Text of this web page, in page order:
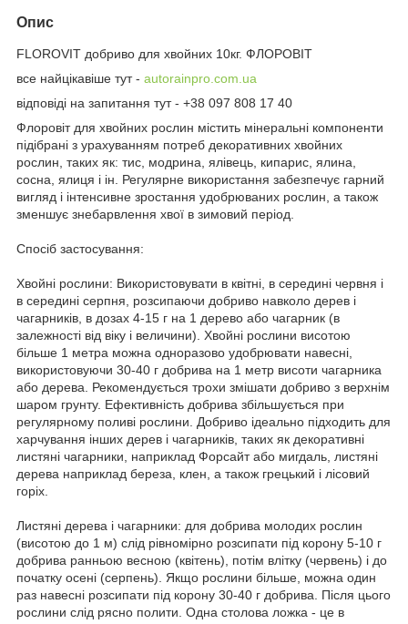
Опис
FLOROVIT добриво для хвойних 10кг. ФЛОРОВІТ
все найцікавіше тут - autorainpro.com.ua
відповіді на запитання тут - +38 097 808 17 40
Флоровіт для хвойних рослин містить мінеральні компоненти
підібрані з урахуванням потреб декоративних хвойних
рослин, таких як: тис, модрина, ялівець, кипарис, ялина,
сосна, ялиця і ін. Регулярне використання забезпечує гарний
вигляд і інтенсивне зростання удобрюваних рослин, а також
зменшує знебарвлення хвої в зимовий період.
Спосіб застосування:
Хвойні рослини: Використовувати в квітні, в середині червня і
в середині серпня, розсипаючи добриво навколо дерев і
чагарників, в дозах 4-15 г на 1 дерево або чагарник (в
залежності від віку і величини). Хвойні рослини висотою
більше 1 метра можна одноразово удобрювати навесні,
використовуючи 30-40 г добрива на 1 метр висоти чагарника
або дерева. Рекомендується трохи змішати добриво з верхнім
шаром грунту. Ефективність добрива збільшується при
регулярному поливі рослини. Добриво ідеально підходить для
харчування інших дерев і чагарників, таких як декоративні
листяні чагарники, наприклад Форсайт або мигдаль, листяні
дерева наприклад береза, клен, а також грецький і лісовий
горіх.
Листяні дерева і чагарники: для добрива молодих рослин
(висотою до 1 м) слід рівномірно розсипати під корону 5-10 г
добрива ранньою весною (квітень), потім влітку (червень) і до
початку осені (серпень). Якщо рослини більше, можна один
раз навесні розсипати під корону 30-40 г добрива. Після цього
рослини слід рясно полити. Одна столова ложка - це в